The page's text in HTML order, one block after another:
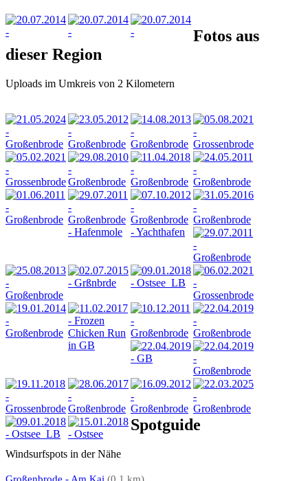
Fotos aus
dieser Region
Uploads im Umkreis von 2 Kilometern
Spotguide
Windsurfspots in der Nähe